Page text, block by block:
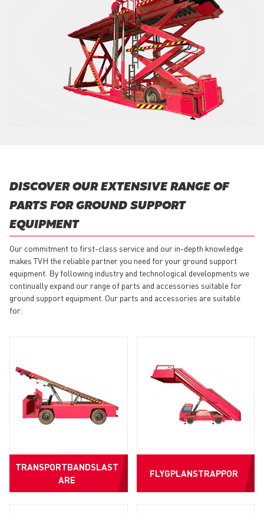
DISCOVER OUR EXTENSIVE RANGE OF
PARTS FOR GROUND SUPPORT
EQUIPMENT
Our commitment to first-class service and our in-depth knowledge
makes TVH the reliable partner you need for your ground support
equipment. By following industry and technological developments we
continually expand our range of parts and accessories suitable for
ground support equipment. Our parts and accessories are suitable
for:
TRANSPORTBANDSLAST
ARE
FLYGPLANSTRAPPOR